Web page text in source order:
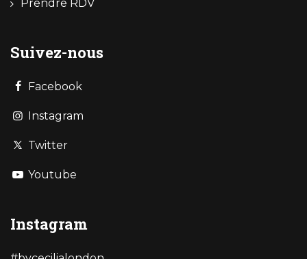
Prendre RDV
Suivez-nous
Facebook
Instagram
Twitter
Youtube
Instagram